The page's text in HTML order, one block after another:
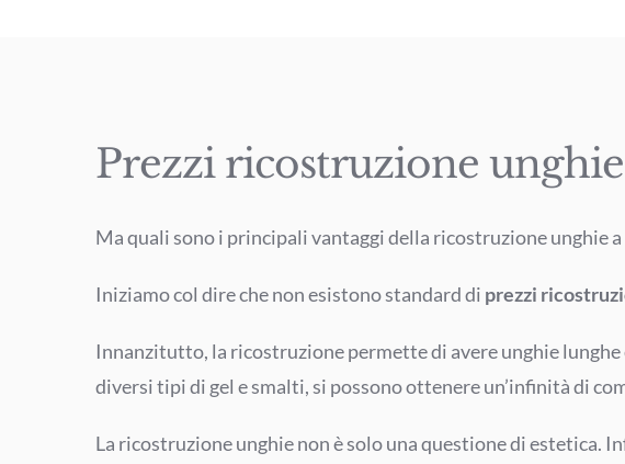
Prezzi ricostruzione
Ma quali sono i principali vantaggi della ricostruzione unghie a
Iniziamo col dire che non esistono standard di prezzi
Innanzitutto, la ricostruzione permette di avere unghie
diversi tipi di gel e smalti, si possono ottenere un’infinità di
La ricostruzione unghie non è solo una questione di estetica.